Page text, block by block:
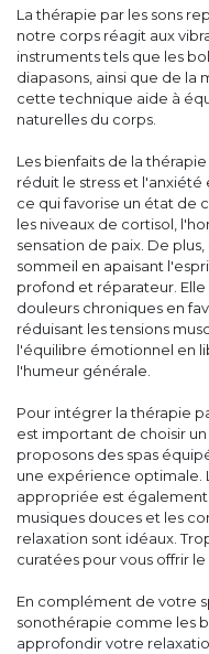
La thérapie par les sons
notre corps réagit aux
instruments tels que les
diapasons, ainsi que de la
cette technique aide à
naturelles du corps.
Les bienfaits de la
réduit le stress et l'anxiété
ce qui favorise un état de
les niveaux de cortisol,
sensation de paix. De
sommeil en apaisant
profond et réparateur.
douleurs chroniques en
réduisant les tensions
l'équilibre émotionnel en
l'humeur générale.
Pour intégrer la thérapie
est important de choisir
proposons des spas
une expérience optimale.
appropriée est également
musiques douces et les
relaxation sont idéaux.
curatées pour vous offrir
En complément de votre
sonothérapie comme les
approfondir votre